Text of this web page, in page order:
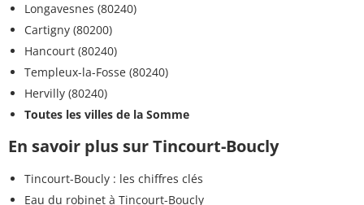
Longavesnes (80240)
Cartigny (80200)
Hancourt (80240)
Templeux-la-Fosse (80240)
Hervilly (80240)
Toutes les villes de la Somme
En savoir plus sur Tincourt-Boucly
Tincourt-Boucly : les chiffres clés
Eau du robinet à Tincourt-Boucly